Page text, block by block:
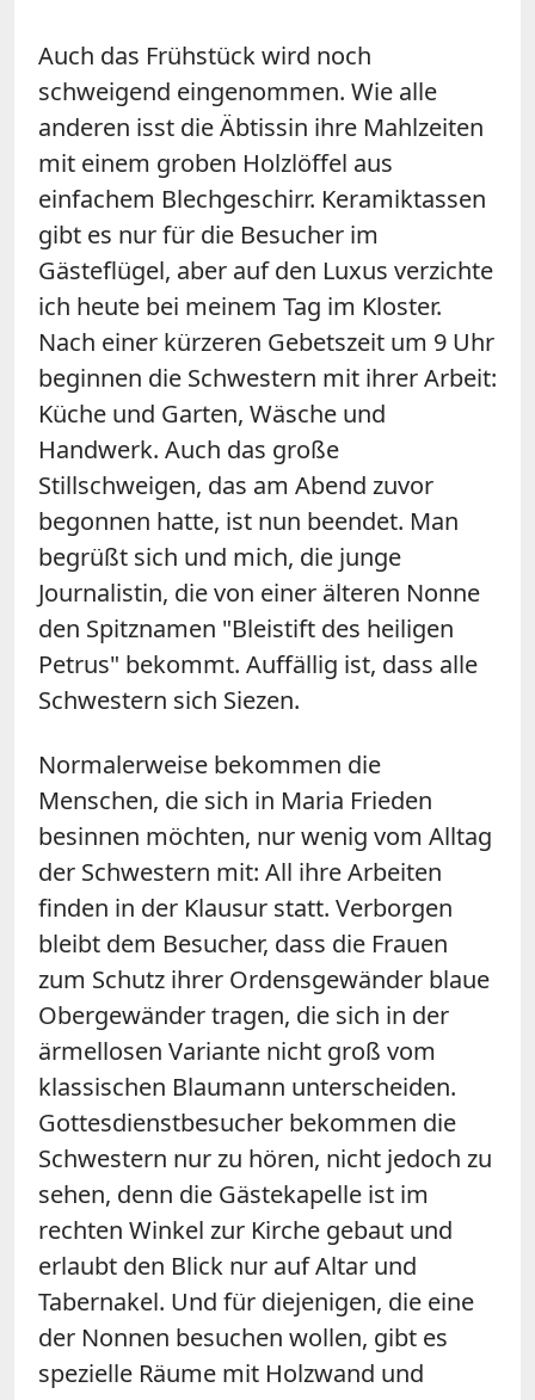
Auch das Frühstück wird noch
schweigend eingenommen. Wie alle
anderen isst die Äbtissin ihre Mahlzeiten
mit einem groben Holzlöffel aus
einfachem Blechgeschirr. Keramiktassen
gibt es nur für die Besucher im
Gästeflügel, aber auf den Luxus verzichte
ich heute bei meinem Tag im Kloster.
Nach einer kürzeren Gebetszeit um 9 Uhr
beginnen die Schwestern mit ihrer Arbeit:
Küche und Garten, Wäsche und
Handwerk. Auch das große
Stillschweigen, das am Abend zuvor
begonnen hatte, ist nun beendet. Man
begrüßt sich und mich, die junge
Journalistin, die von einer älteren Nonne
den Spitznamen "Bleistift des heiligen
Petrus" bekommt. Auffällig ist, dass alle
Schwestern sich Siezen.
Normalerweise bekommen die
Menschen, die sich in Maria Frieden
besinnen möchten, nur wenig vom Alltag
der Schwestern mit: All ihre Arbeiten
finden in der Klausur statt. Verborgen
bleibt dem Besucher, dass die Frauen
zum Schutz ihrer Ordensgewänder blaue
Obergewänder tragen, die sich in der
ärmellosen Variante nicht groß vom
klassischen Blaumann unterscheiden.
Gottesdienstbesucher bekommen die
Schwestern nur zu hören, nicht jedoch zu
sehen, denn die Gästekapelle ist im
rechten Winkel zur Kirche gebaut und
erlaubt den Blick nur auf Altar und
Tabernakel. Und für diejenigen, die eine
der Nonnen besuchen wollen, gibt es
spezielle Räume mit Holzwand und